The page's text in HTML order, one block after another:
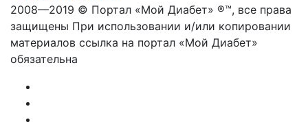
2008—2019 © Портал «Мой Диабет» ®™, все права
защищены При использовании и/или копировании
материалов ссылка на портал «Мой Диабет»
обязательна